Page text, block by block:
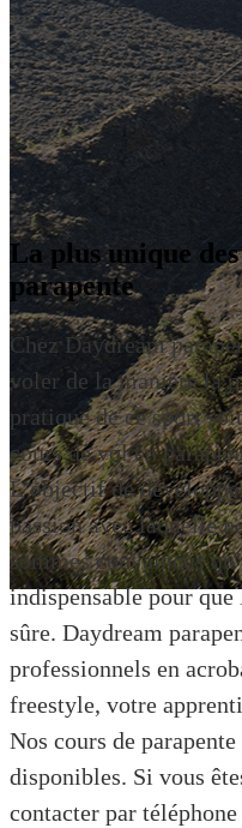
Cours de
Cours de parapente à Tenerife
La plus unique
parapente
Chez Daydream
voler de la manière la
pratique de ce sport
cours de vol en
L’objectif de
passion avec laquelle
sommes convaincus
indispensable pour
sûre. Daydream
professionnels en
freestyle, votre
Nos cours de
disponibles. Si vous
contacter par